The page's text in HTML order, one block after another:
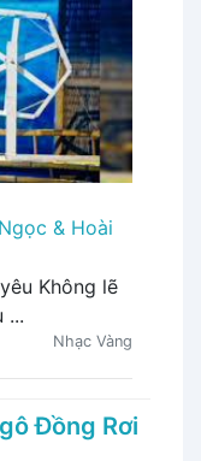
& Hoài
yêu Không lẽ
...
Nhạc Vàng
Đồng Rơi